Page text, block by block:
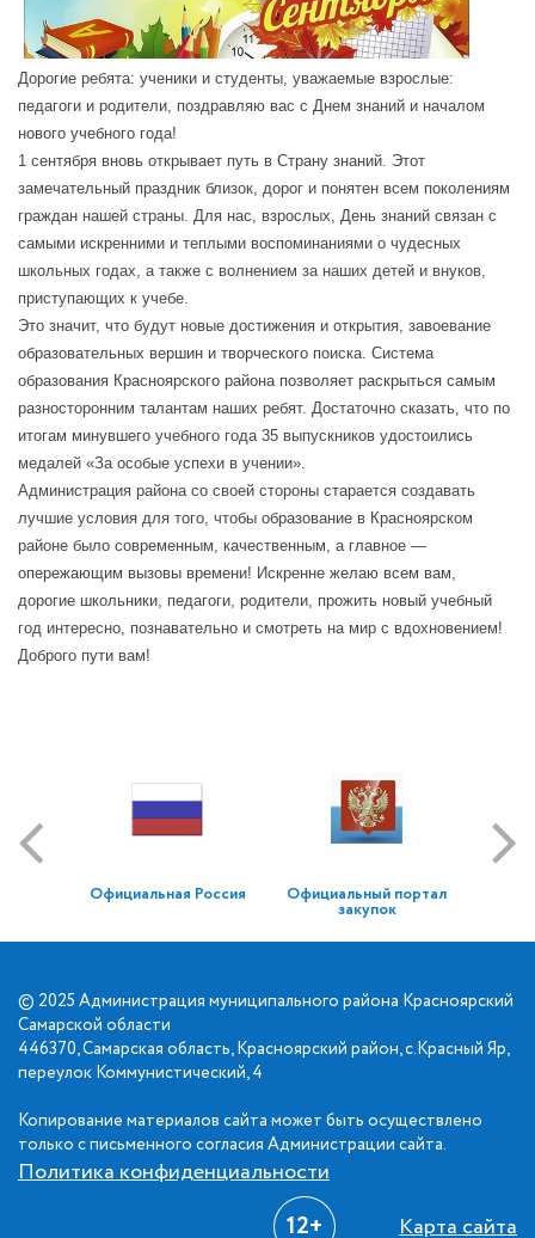
Дорогие ребята: ученики и студенты, уважаемые взрослые:
педагоги и родители, поздравляю вас с Днем знаний и началом
нового учебного года!
1 сентября вновь открывает путь в Страну знаний. Этот
замечательный праздник близок, дорог и понятен всем поколениям
граждан нашей страны. Для нас, взрослых, День знаний связан с
самыми искренними и теплыми воспоминаниями о чудесных
школьных годах, а также с волнением за наших детей и внуков,
приступающих к учебе.
Это значит, что будут новые достижения и открытия, завоевание
образовательных вершин и творческого поиска. Система
образования Красноярского района позволяет раскрыться самым
разносторонним талантам наших ребят. Достаточно сказать, что по
итогам минувшего учебного года 35 выпускников удостоились
медалей «За особые успехи в учении».
Администрация района со своей стороны старается создавать
лучшие условия для того, чтобы образование в Красноярском
районе было современным, качественным, а главное —
опережающим вызовы времени! Искренне желаю всем вам,
дорогие школьники, педагоги, родители, прожить новый учебный
год интересно, познавательно и смотреть на мир с вдохновением!
Доброго пути вам!
Официальная Россия Официальный портал
закупок
© 2025 Администрация муниципального района Красноярский
Самарской области
446370, Самарская область, Красноярский район, с.Красный Яр,
переулок Коммунистический, 4
Копирование материалов сайта может быть осуществлено
только с письменного согласия Администрации сайта.
Политика конфиденциальности
12+ Карта сайта